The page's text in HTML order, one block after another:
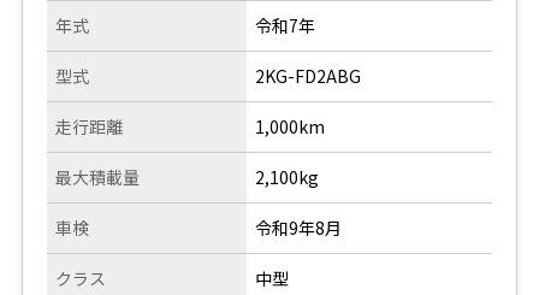
年式
型式
走行距離
令和7年
2KG-FD2ABG
1,000km
最大積載量
車検
クラス
2,100kg
令和9年8月
中型